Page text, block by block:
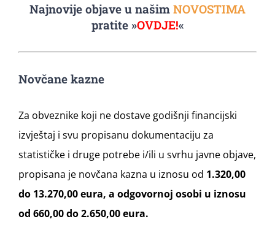
Najnovije objave u našim NOVOSTIMA
pratite »OVDJE!«
Novčane kazne
Za obveznike koji ne dostave godišnji financijski
izvještaj i svu propisanu dokumentaciju za
statističke i druge potrebe i/ili u svrhu javne objave,
propisana je novčana kazna u iznosu od 1.320,00
do 13.270,00 eura, a odgovornoj osobi u iznosu
od 660,00 do 2.650,00 eura.